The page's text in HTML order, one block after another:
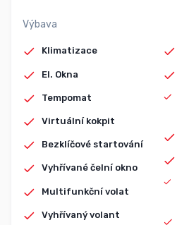
Výbava
Klimatizace
El. Okna
Tempomat
Virtuální kokpit
Bezklíčové startování
Vyhřívané čelní okno
Multifunkční volat
Vyhřívaný volant